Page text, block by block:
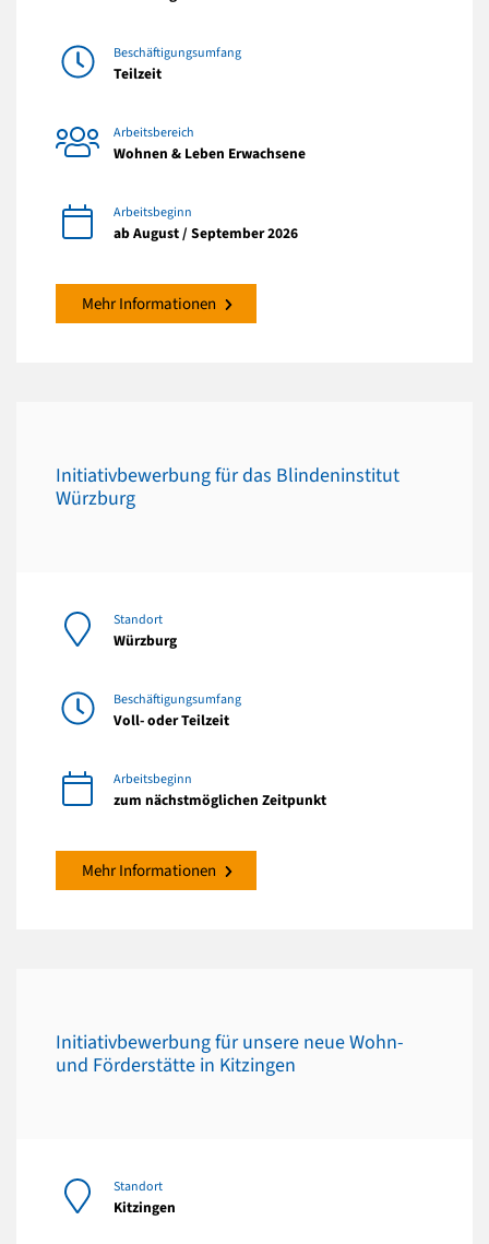
Beschäftigungsumfang
Teilzeit
Arbeitsbereich
Wohnen & Leben Erwachsene
Arbeitsbeginn
ab August / September 2026
Mehr Informationen
Initiativbewerbung für das Blindeninstitut
Würzburg
Standort
Würzburg
Beschäftigungsumfang
Voll- oder Teilzeit
Arbeitsbeginn
zum nächstmöglichen Zeitpunkt
Mehr Informationen
Initiativbewerbung für unsere neue Wohn-
und Förderstätte in Kitzingen
Standort
Kitzingen